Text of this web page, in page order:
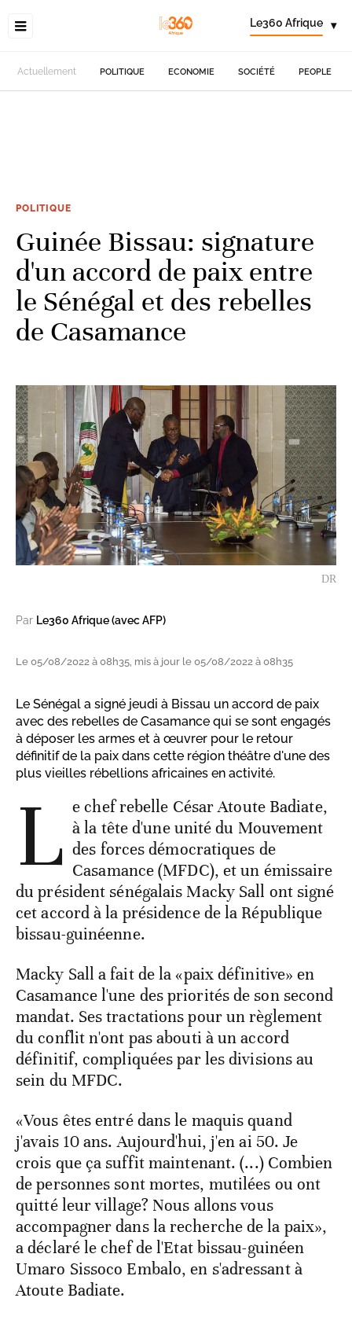
Le360 Afrique ▾
Actuellement POLITIQUE ECONOMIE SOCIÉTÉ PEOPLE
POLITIQUE
Guinée Bissau: signature
d'un accord de paix entre
le Sénégal et des rebelles
de Casamance
DR
Par Le360 Afrique (avec AFP)
Le 05/08/2022 à 08h35, mis à jour le 05/08/2022 à 08h35
Le Sénégal a signé jeudi à Bissau un accord de paix
avec des rebelles de Casamance qui se sont engagés
à déposer les armes et à œuvrer pour le retour
définitif de la paix dans cette région théâtre d'une des
plus vieilles rébellions africaines en activité.
L e chef rebelle César Atoute Badiate,
à la tête d'une unité du Mouvement
des forces démocratiques de
Casamance (MFDC), et un émissaire
du président sénégalais Macky Sall ont signé
cet accord à la présidence de la République
bissau-guinéenne.
Macky Sall a fait de la «paix définitive» en
Casamance l'une des priorités de son second
mandat. Ses tractations pour un règlement
du conflit n'ont pas abouti à un accord
définitif, compliquées par les divisions au
sein du MFDC.
«Vous êtes entré dans le maquis quand
j'avais 10 ans. Aujourd'hui, j'en ai 50. Je
crois que ça suffit maintenant. (...) Combien
de personnes sont mortes, mutilées ou ont
quitté leur village? Nous allons vous
accompagner dans la recherche de la paix»,
a déclaré le chef de l'Etat bissau-guinéen
Umaro Sissoco Embalo, en s'adressant à
Atoute Badiate.